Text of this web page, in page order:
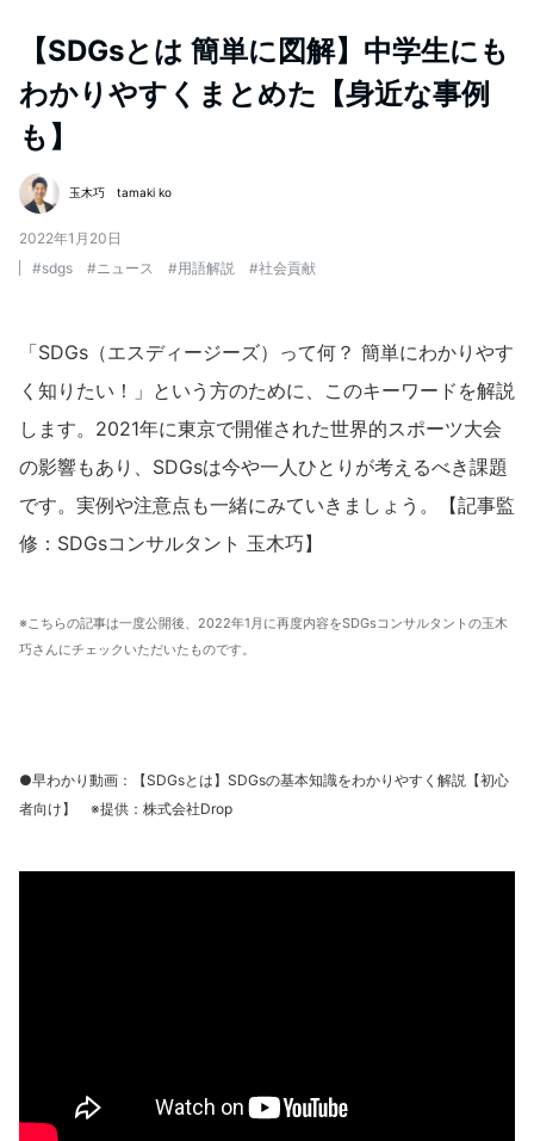
【SDGsとは 簡単に図解】中学生にも
わかりやすくまとめた【身近な事例
も】
玉木巧 tamaki ko
2022年1月20日
#sdgs #ニュース #用語解説 #社会貢献
「SDGs（エスディージーズ）って何？ 簡単にわかりやす
く知りたい！」という方のために、このキーワードを解説
します。2021年に東京で開催された世界的スポーツ大会
の影響もあり、SDGsは今や一人ひとりが考えるべき課題
です。実例や注意点も一緒にみていきましょう。【記事監
修：SDGsコンサルタント 玉木巧】
※こちらの記事は一度公開後、2022年1月に再度内容をSDGsコンサルタントの玉木
巧さんにチェックいただいたものです。
●早わかり動画：【SDGsとは】SDGsの基本知識をわかりやすく解説【初心
者向け】 ※提供： 株式会社Drop